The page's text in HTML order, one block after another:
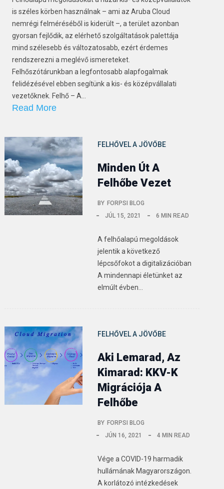
is széles körben használnak – ami az Aruba Cloud
nemrégi felméréséből is kiderült –, a terület azonban
gyorsan fejlődik, az elérhető szolgáltatások palettája
mind szélesebb és változatosabb, ezért érdemes
rendszerezni a meglévő ismereteket.
Felhőszótárunkban a legfontosabb alapfogalmak
felidézésével ebben segítünk a kis- és középvállalati
vezetőknek. Felhő – A…
Read More
FELHŐVEL A JÖVŐBE
Minden Út A
Felhőbe Vezet
BY FORPSI BLOG
JÚL 15, 2021
6 MIN READ
A felhőalapú megoldások
jelentik a következő
lépcsőfokot a digitalizációban
A mindennapi életünket az
elmúlt évben…
FELHŐVEL A JÖVŐBE
Aki Lemarad, Az
Kimarad: KKV-K
Migrációja A
Felhőbe
BY FORPSI BLOG
JÚN 16, 2021
4 MIN READ
Vége a COVID-19 harmadik
hullámának Magyarországon.
A korlátozó intézkedések